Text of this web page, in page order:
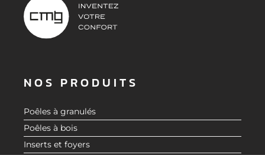
DEMANDER UN DEVIS
NOS PRODUITS
Poêles à granulés
Poêles à bois
Inserts et foyers